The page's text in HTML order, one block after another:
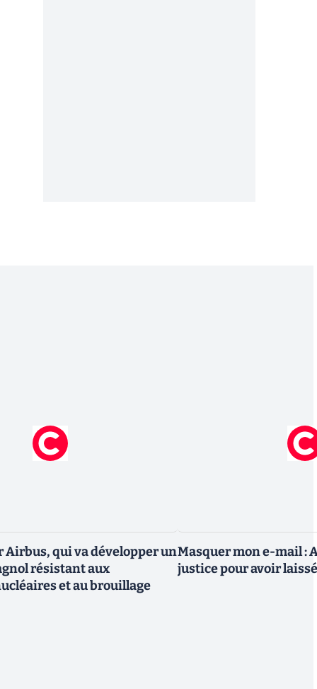
Airbus, qui va développer un
résistant aux
et au brouillage
Masquer mon e-mail :
justice pour avoir